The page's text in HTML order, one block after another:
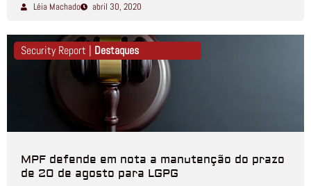
Léia Machado abril 30, 2020
Security Report | Destaques
MPF defende em nota a manutenção do prazo
de 20 de agosto para LGPG